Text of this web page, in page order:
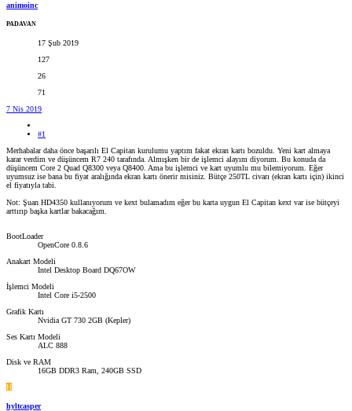
animoinc
PADAVAN
17 Şub 2019
127
26
71
7 Nis 2019
#1
Merhabalar daha önce başarılı El Capitan kurulumu yaptım fakat ekran kartı bozuldu. Yeni kart almaya
karar verdim ve düşüncem R7 240 tarafında. Almışken bir de işlemci alayım diyorum. Bu konuda da
düşüncem Core 2 Quad Q8300 veya Q8400. Ama bu işlemci ve kart uyumlu mu bilemiyorum. Eğer
uyumsuz ise bana bu fiyat aralığında ekran kartı önerir misiniz. Bütçe 250TL civarı (ekran kartı için) ikinci
el fiyatıyla tabi.
Not: Şuan HD4350 kullanıyorum ve kext bulamadım eğer bu karta uygun El Capitan kext var ise bütçeyi
arttırıp başka kartlar bakacağım.
BootLoader
OpenCore 0.8.6
Anakart Modeli
Intel Desktop Board DQ67OW
İşlemci Modeli
Intel Core i5-2500
Grafik Kartı
Nvidia GT 730 2GB (Kepler)
Ses Kartı Modeli
ALC 888
Disk ve RAM
16GB DDR3 Ram, 240GB SSD
H
hyltcasper